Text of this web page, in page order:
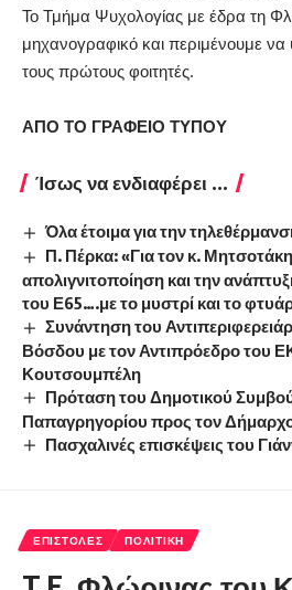
Το Τμήμα Ψυχολογίας με έδρα τη
μηχανογραφικό και περιμένουμε
τους πρώτους φοιτητές.
ΑΠΟ ΤΟ ΓΡΑΦΕΙΟ ΤΥΠΟΥ
Ίσως να ενδιαφέρει ...
Όλα έτοιμα για την
Π. Πέρκα: «Για τον κ.
απολιγνιτοποίηση και την
του Ε65….με το μυστρί και το
Συνάντηση του
Βόσδου με τον Αντιπρόεδρο του
Κουτσουμπέλη
Πρόταση του Δημοτικού
Παπαγρηγορίου προς τον
Πασχαλινές επισκέψεις του
ΕΠΙΣΤΟΛΈΣ ΠΟΛΙΤΙΚΉ